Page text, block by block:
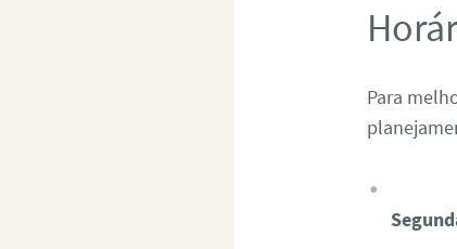
Para